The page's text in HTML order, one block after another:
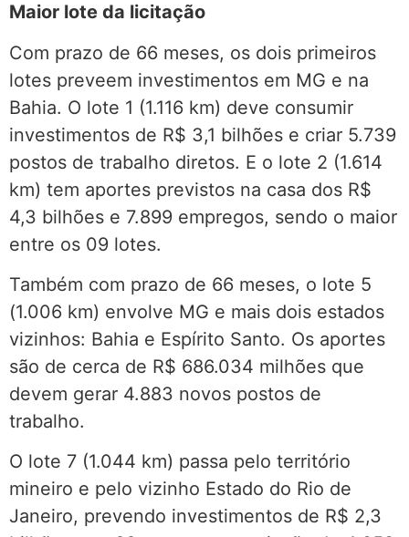
Maior lote da licitação
Com prazo de 66 meses, os dois primeiros
lotes preveem investimentos em MG e na
Bahia. O lote 1 (1.116 km) deve consumir
investimentos de R$ 3,1 bilhões e criar 5.739
postos de trabalho diretos. E o lote 2 (1.614
km) tem aportes previstos na casa dos R$
4,3 bilhões e 7.899 empregos, sendo o maior
entre os 09 lotes.
Também com prazo de 66 meses, o lote 5
(1.006 km) envolve MG e mais dois estados
vizinhos: Bahia e Espírito Santo. Os aportes
são de cerca de R$ 686.034 milhões que
devem gerar 4.883 novos postos de
trabalho.
O lote 7 (1.044 km) passa pelo território
mineiro e pelo vizinho Estado do Rio de
Janeiro, prevendo investimentos de R$ 2,3